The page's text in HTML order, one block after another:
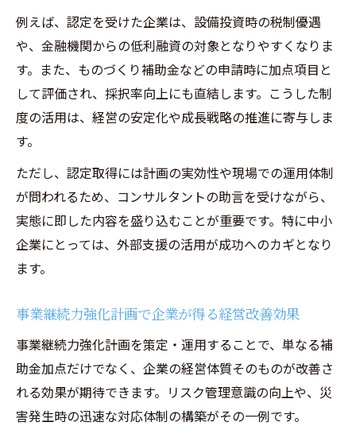
BCPと事業継続力強化計画の違いを正しく
理解
経営コンサルティングが提案する最適な計
画策定
補助金加点に有利な計画とBCPの違いを整
経営コンサルティングが語る計画選択のポ
イント
メリットとデメリットから見る補助金加点の秘
訣
と注意点
トの理解
メリットを最大化する経営コンサルティン
グ戦略
例えば、認定を受けた企業は、設備投資時の税制優遇
や、金融機関からの低利融資の対象となりやすくなりま
す。また、ものづくり補助金などの申請時に加点項目と
して評価され、採択率向上にも直結します。こうした制
度の活用は、経営の安定化や成長戦略の推進に寄与しま
す。
ただし、認定取得には計画の実効性や現場での運用体制
が問われるため、コンサルタントの助言を受けながら、
実態に即した内容を盛り込むことが重要です。特に中小
企業にとっては、外部支援の活用が成功へのカギとなり
ます。
事業継続力強化計画で企業が得る経営改善効果
事業継続力強化計画を策定・運用することで、単なる補
助金加点だけでなく、企業の経営体質そのものが改善さ
れる効果が期待できます。リスク管理意識の向上や、災
害発生時の迅速な対応体制の構築がその一例です。